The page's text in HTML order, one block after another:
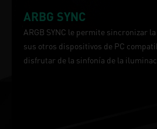
ARBG SYNC
ARGB SYNC le permite sincronizar
sus otros dispositivos de PC
disfrutar de la sinfonía de la